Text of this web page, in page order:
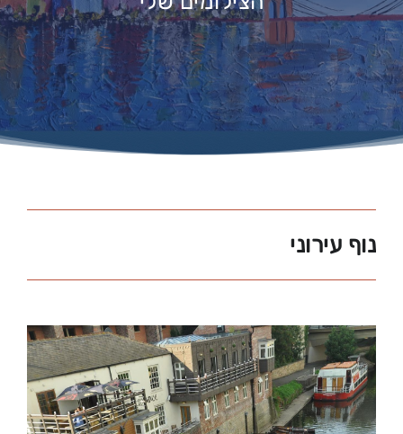
אירועים
אודותיי
חנות
צור קשר
נוף עירוני